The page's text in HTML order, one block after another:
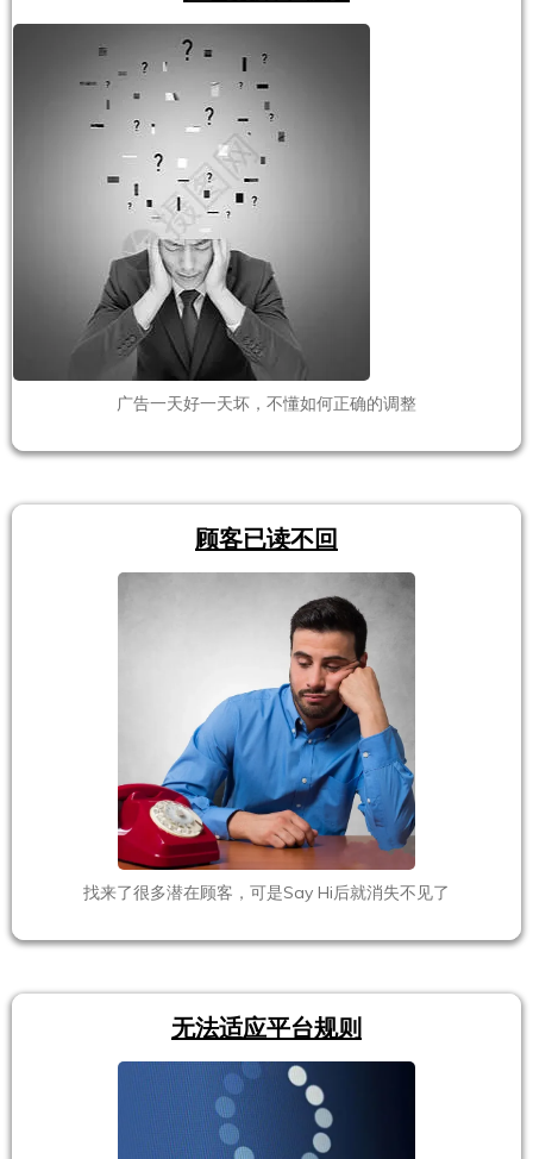
广告一天好一天坏，不懂如何正确的调整
顾客已读不回
找来了很多潜在顾客，可是Say Hi后就消失不见了
无法适应平台规则